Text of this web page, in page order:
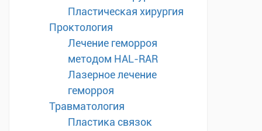
Пластическая хирургия
Проктология
Лечение геморроя
методом HAL-RAR
Лазерное лечение
геморроя
Травматология
Пластика связок